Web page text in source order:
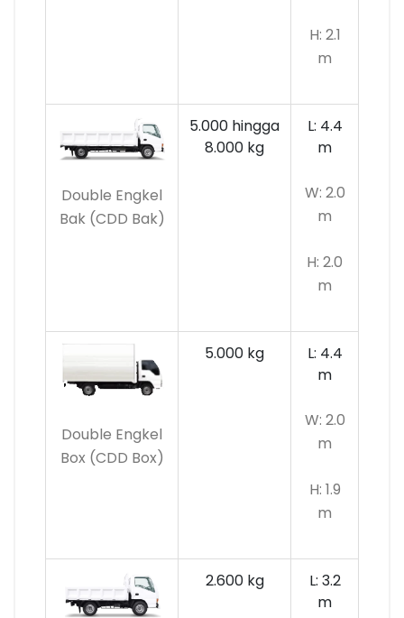
H: 2.1
m
Double Engkel
Bak (CDD Bak)
5.000 hingga
8.000 kg
L: 4.4
m
W: 2.0
m
H: 2.0
m
Double Engkel
Box (CDD Box)
5.000 kg
L: 4.4
m
W: 2.0
m
H: 1.9
m
2.600 kg
L: 3.2
m